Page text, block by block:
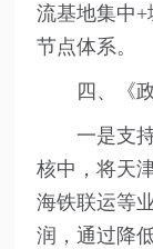
流基地集中
节点体系。
四、《政
一是支持
核中，将天
海铁联运等
润，通过降